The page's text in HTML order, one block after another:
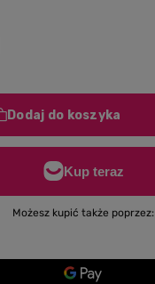
Dodaj do koszyka
Możesz kupić także poprzez: